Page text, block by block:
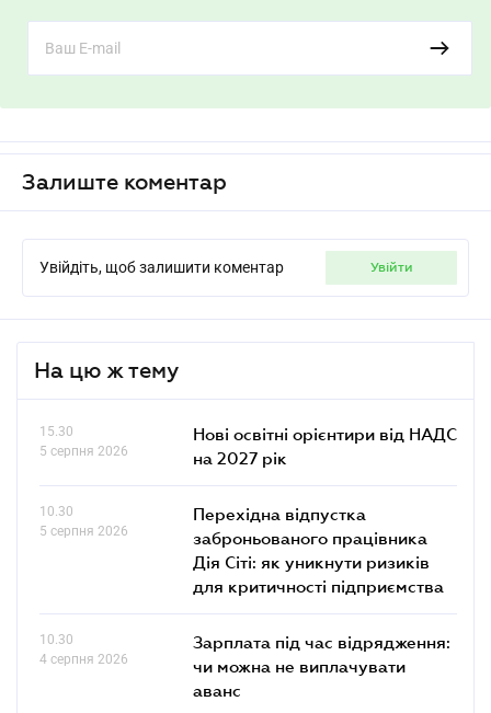
Залиште коментар
Увійдіть, щоб залишити коментар увійти
На цю ж тему
15.30
5 серпня 2026
Нові освітні орієнтири від НАДС
на 2027 рік
10.30
5 серпня 2026
Перехідна відпустка
заброньованого працівника
Дія Сіті: як уникнути ризиків
для критичності підприємства
10.30
4 серпня 2026
Зарплата під час відрядження:
чи можна не виплачувати
аванс